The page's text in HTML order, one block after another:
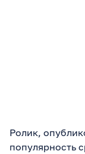
Ролик,
популярность